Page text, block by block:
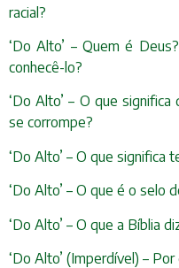
racial?
‘Do Alto’ – Quem é
conhecê-lo?
‘Do Alto’ – O que
se corrompe?
‘Do Alto’ – O que significa
‘Do Alto’ – O que é o selo
‘Do Alto’ – O que a Bíblia
‘Do Alto’ (Imperdível) –